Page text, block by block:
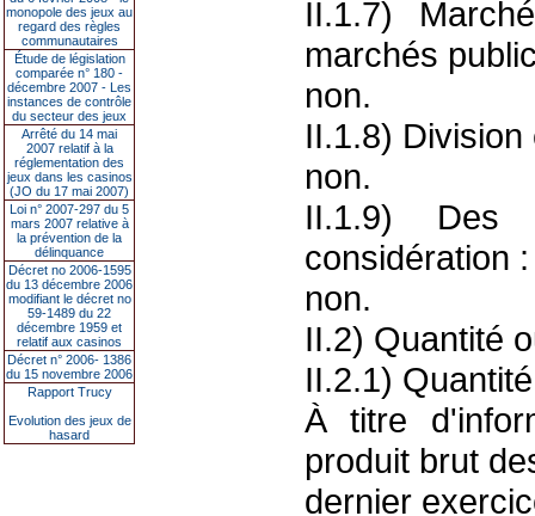
monopole des jeux au
regard des règles
communautaires
Étude de législation
comparée n° 180 -
décembre 2007 - Les
instances de contrôle
du secteur des jeux
Arrêté du 14 mai
2007 relatif à la
réglementation des
jeux dans les casinos
(JO du 17 mai 2007)
Loi n° 2007-297 du 5
mars 2007 relative à
la prévention de la
délinquance
Décret no 2006-1595
du 13 décembre 2006
modifiant le décret no
59-1489 du 22
décembre 1959 et
relatif aux casinos
Décret n° 2006- 1386
du 15 novembre 2006
Rapport Trucy
Evolution des jeux de
hasard
II.1.7)
marchés
non.
II.1.8) Division
non.
II.1.9) Des
considération :
non.
II.2) Quantité
II.2.1)
À titre
produit brut
dernier